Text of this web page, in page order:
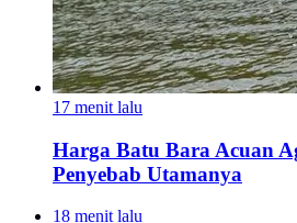
17 menit lalu
Harga Batu Bara Acuan
Penyebab Utamanya
18 menit lalu